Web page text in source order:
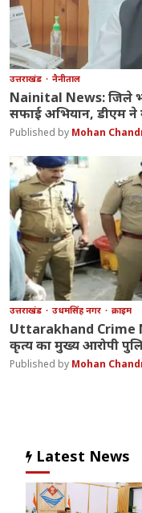
उत्तराखंड नैनीताल
Nainital News: जिले
सफाई अभियान, डीएम ने
Mohan
उत्तराखंड उधमसिंह नगर क्राइम
Uttarakhand Crime
कृत्य का मुख्य आरोपी
Mohan
Latest News